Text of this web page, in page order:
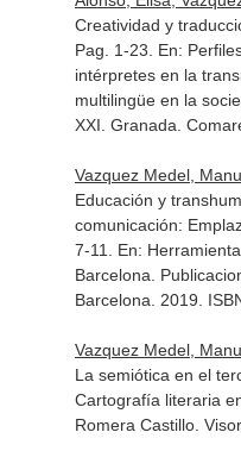
Creatividad y
Pag. 1-23. En:
intérpretes en la
multilingüe en la
XXI . Granada.
Vazquez Medel,
Educación y
comunicación:
7-11. En:
Barcelona.
Barcelona. 2019.
Vazquez Medel,
La semiótica en el
Cartografía literaria
Romera Castillo.